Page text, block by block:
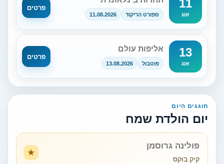
11
אוג ספורט הריקוד 11.08.2026
פרטים
13
אוג
אליפות עולם
פוטבול 13.08.2026
פרטים
חוגגים היום
יום הולדת שמח
פולינה גרוסמן
קיק בוקס